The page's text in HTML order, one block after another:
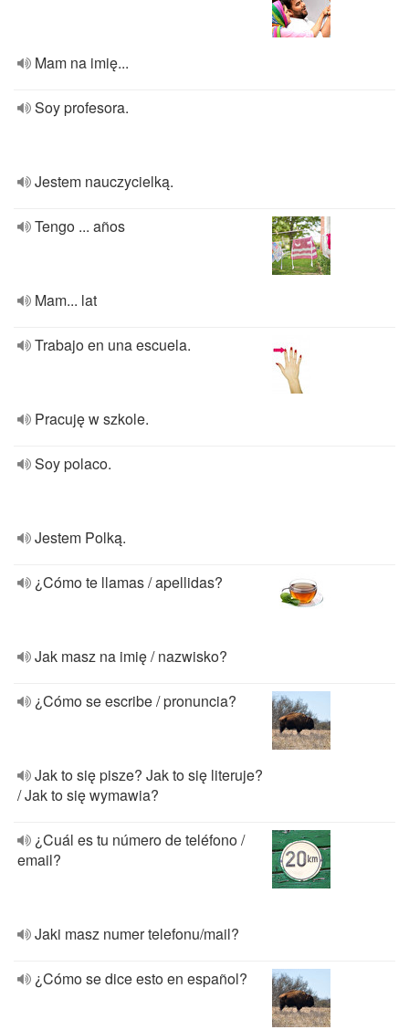
Mam na imię...
Soy profesora.
Jestem nauczycielką.
Tengo ... años
Mam... lat
Trabajo en una escuela.
Pracuję w szkole.
Soy polaco.
Jestem Polką.
¿Cómo te llamas / apellidas?
Jak masz na imię / nazwisko?
¿Cómo se escribe / pronuncia?
Jak to się pisze? Jak to się literuje?
/ Jak to się wymawia?
¿Cuál es tu número de teléfono /
email?
Jaki masz numer telefonu/mail?
¿Cómo se dice esto en español?